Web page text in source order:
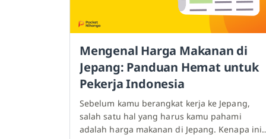
Mengenal Harga Makanan di
Jepang: Panduan Hemat untuk
Pekerja Indonesia
Sebelum kamu berangkat kerja ke Jepang,
salah satu hal yang harus kamu pahami
adalah harga makanan di Jepang. Kenapa ini